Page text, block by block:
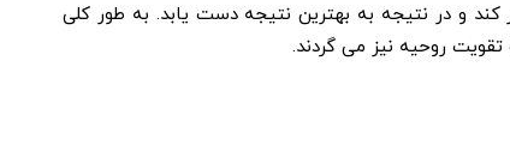
کند و در نتیجه به بهترین نتیجه دست یابد. به طور کلی
روحیه نیز می گردند.